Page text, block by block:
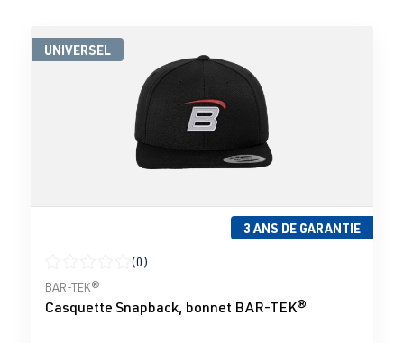
UNIVERSEL
3 ANS DE GARANTIE
Note moyenne de 0 sur 5 étoiles
(0)
BAR-TEK®
Casquette Snapback, bonnet BAR-TEK®